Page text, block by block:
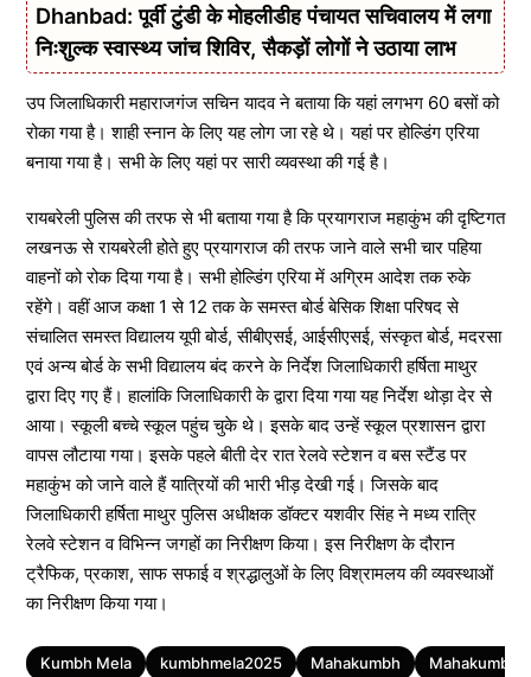
Dhanbad: पूर्वी टुंडी के मोहलीडीह पंचायत सचिवालय में लगा
निःशुल्क स्वास्थ्य जांच शिविर, सैकड़ों लोगों ने उठाया लाभ
उप जिलाधिकारी महाराजगंज सचिन यादव ने बताया कि यहां लगभग 60 बसों को
रोका गया है। शाही स्नान के लिए यह लोग जा रहे थे। यहां पर होल्डिंग एरिया
बनाया गया है। सभी के लिए यहां पर सारी व्यवस्था की गई है।
रायबरेली पुलिस की तरफ से भी बताया गया है कि प्रयागराज महाकुंभ की दृष्टिगत
लखनऊ से रायबरेली होते हुए प्रयागराज की तरफ जाने वाले सभी चार पहिया
वाहनों को रोक दिया गया है। सभी होल्डिंग एरिया में अग्रिम आदेश तक रुके
रहेंगे। वहीं आज कक्षा 1 से 12 तक के समस्त बोर्ड बेसिक शिक्षा परिषद से
संचालित समस्त विद्यालय यूपी बोर्ड, सीबीएसई, आईसीएसई, संस्कृत बोर्ड, मदरसा
एवं अन्य बोर्ड के सभी विद्यालय बंद करने के निर्देश जिलाधिकारी हर्षिता माथुर
द्वारा दिए गए हैं। हालांकि जिलाधिकारी के द्वारा दिया गया यह निर्देश थोड़ा देर से
आया। स्कूली बच्चे स्कूल पहुंच चुके थे। इसके बाद उन्हें स्कूल प्रशासन द्वारा
वापस लौटाया गया। इसके पहले बीती देर रात रेलवे स्टेशन व बस स्टैंड पर
महाकुंभ को जाने वाले हैं यात्रियों की भारी भीड़ देखी गई। जिसके बाद
जिलाधिकारी हर्षिता माथुर पुलिस अधीक्षक डॉक्टर यशवीर सिंह ने मध्य रात्रि
रेलवे स्टेशन व विभिन्न जगहों का निरीक्षण किया। इस निरीक्षण के दौरान
ट्रैफिक, प्रकाश, साफ सफाई व श्रद्धालुओं के लिए विश्रामलय की व्यवस्थाओं
का निरीक्षण किया गया।
Tags
Kumbh Mela kumbhmela2025 Mahakumbh Mahakumbh